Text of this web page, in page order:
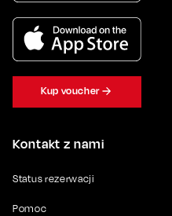
Kontakt z nami
Status rezerwacji
Pomoc
Kup voucher